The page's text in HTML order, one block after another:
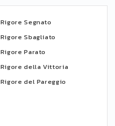
Rigore Segnato
Rigore Sbagliato
Rigore Parato
Rigore della Vittoria
Rigore del Pareggio